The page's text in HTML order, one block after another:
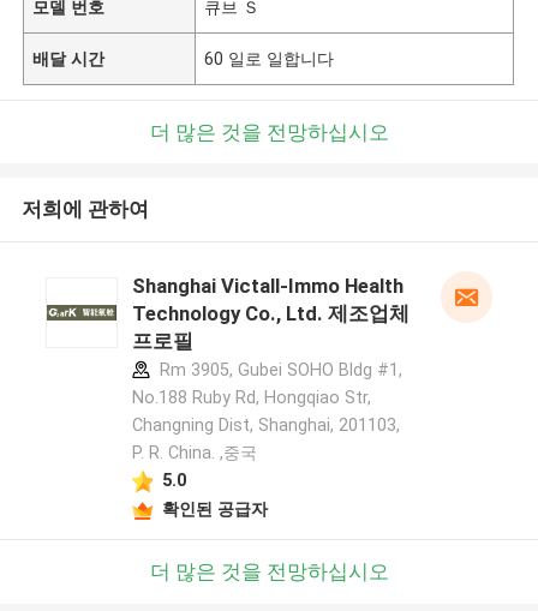
모델 번호 큐브 Ｓ
배달 시간 60 일로 일합니다
더 많은 것을 전망하십시오
저희에 관하여
Shanghai Victall-Immo Health
Technology Co., Ltd. 제조업체
프로필
Rm 3905, Gubei SOHO Bldg #1,
No.188 Ruby Rd, Hongqiao Str,
Changning Dist, Shanghai, 201103,
P. R. China. ,중국
5.0
확인된 공급자
더 많은 것을 전망하십시오